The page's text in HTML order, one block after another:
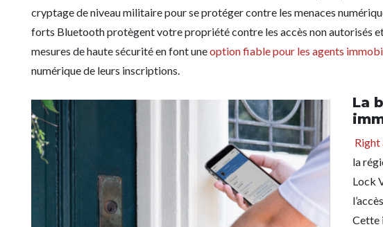
cryptage de niveau militaire pour se protéger contre les menaces
forts Bluetooth protègent votre propriété contre les accès non autorisés
mesures de haute sécurité en font uneoption fiable pour les agents
numérique de leurs inscriptions.
La
Right
la
Lock
Cette